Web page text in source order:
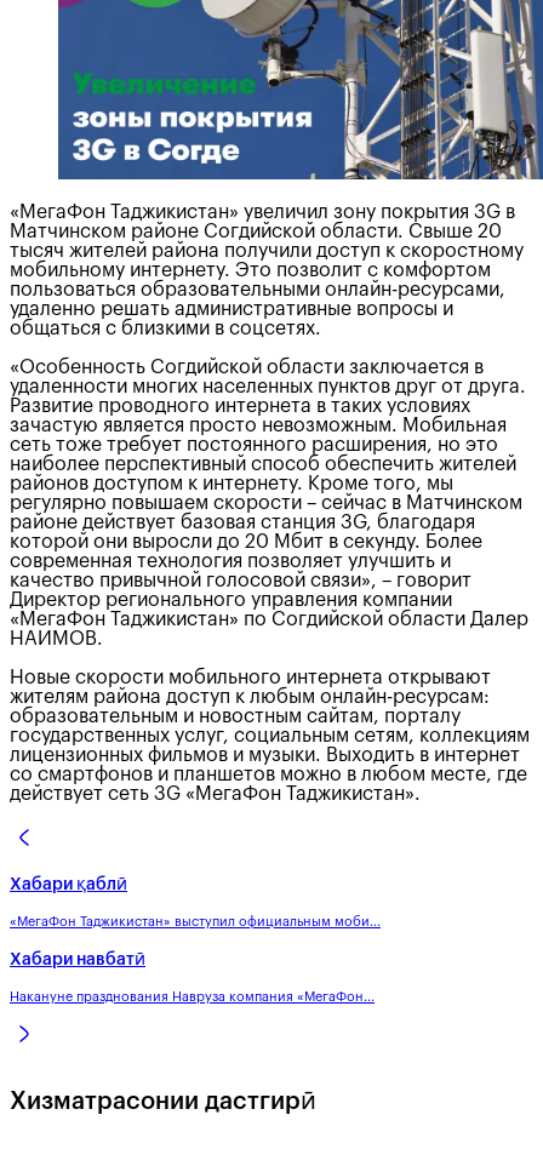
«МегаФон Таджикистан» увеличил зону покрытия 3G в
Матчинском районе Согдийской области. Свыше 20
тысяч жителей района получили доступ к скоростному
мобильному интернету. Это позволит с комфортом
пользоваться образовательными онлайн-ресурсами,
удаленно решать административные вопросы и
общаться с близкими в соцсетях.
«Особенность Согдийской области заключается в
удаленности многих населенных пунктов друг от друга.
Развитие проводного интернета в таких условиях
зачастую является просто невозможным. Мобильная
сеть тоже требует постоянного расширения, но это
наиболее перспективный способ обеспечить жителей
районов доступом к интернету. Кроме того, мы
регулярно повышаем скорости – сейчас в Матчинском
районе действует базовая станция 3G, благодаря
которой они выросли до 20 Мбит в секунду. Более
современная технология позволяет улучшить и
качество привычной голосовой связи», – говорит
Директор регионального управления компании
«МегаФон Таджикистан» по Согдийской области Далер
НАИМОВ.
Новые скорости мобильного интернета открывают
жителям района доступ к любым онлайн-ресурсам:
образовательным и новостным сайтам, порталу
государственных услуг, социальным сетям, коллекциям
лицензионных фильмов и музыки. Выходить в интернет
со смартфонов и планшетов можно в любом месте, где
действует сеть 3G «МегаФон Таджикистан».
Хабари қаблӣ
«МегаФон Таджикистан» выступил официальным моби...
Хабари навбатӣ
Накануне празднования Навруза компания «МегаФон...
Хизматрасонии дастгирӣ